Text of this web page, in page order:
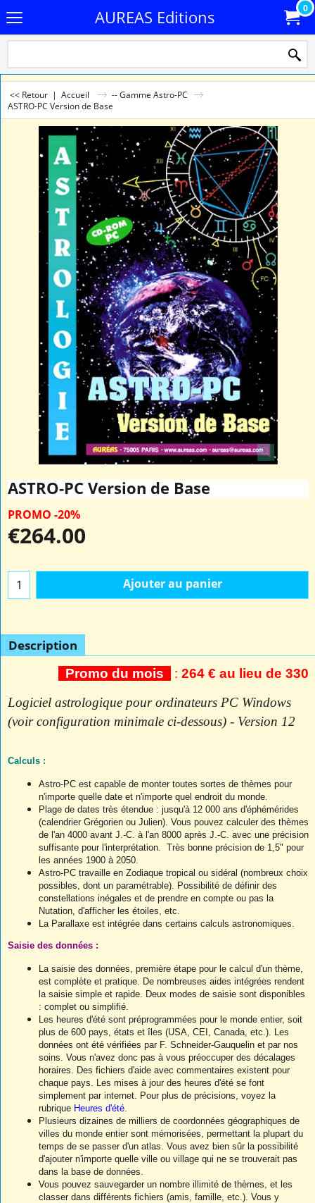
AUREAS Editions 0
<< Retour | Accueil
-- Gamme Astro-PC
ASTRO-PC Version de Base
ASTRO-PC Version de Base
PROMO -20%
€264.00
Ajouter au panier
Description
Promo du mois : 264 € au lieu de 330
Logiciel astrologique pour ordinateurs PC Windows
(voir configuration minimale ci-dessous) - Version 12
Calculs :
Astro-PC est capable de monter toutes sortes de thèmes pour
n'importe quelle date et n'importe quel endroit du monde.
Plage de dates très étendue : jusqu'à 12 000 ans d'éphémérides
(calendrier Grégorien ou Julien). Vous pouvez calculer des thèmes
de l'an 4000 avant J.-C. à l'an 8000 après J.-C. avec une précision
suffisante pour l'interprétation. Très bonne précision de 1,5" pour
les années 1900 à 2050.
Astro-PC travaille en Zodiaque tropical ou sidéral (nombreux choix
possibles, dont un paramétrable). Possibilité de définir des
constellations inégales et de prendre en compte ou pas la
Nutation, d'afficher les étoiles, etc.
La Parallaxe est intégrée dans certains calculs astronomiques.
Saisie des données :
La saisie des données, première étape pour le calcul d'un thème,
est complète et pratique. De nombreuses aides intégrées rendent
la saisie simple et rapide. Deux modes de saisie sont disponibles
: complet ou simplifié.
Les heures d'été sont préprogrammées pour le monde entier, soit
plus de 600 pays, états et îles (USA, CEI, Canada, etc.). Les
données ont été vérifiées par F. Schneider-Gauquelin et par nos
soins. Vous n'avez donc pas à vous préoccuper des décalages
horaires. Des fichiers d'aide avec commentaires existent pour
chaque pays. Les mises à jour des heures d'été se font
simplement par internet. Pour plus de précisions, voyez la
rubrique Heures d'été
Plusieurs dizaines de milliers de coordonnées géographiques de
villes du monde entier sont mémorisées, permettant la plupart du
temps de se passer d'un atlas. Vous avez bien sûr la possibilité
d'ajouter n'importe quelle ville ou village qui ne se trouverait pas
dans la base de données.
Vous pouvez sauvegarder un nombre illimité de thèmes, et les
classer dans différents fichiers (amis, famille, etc.). Vous y